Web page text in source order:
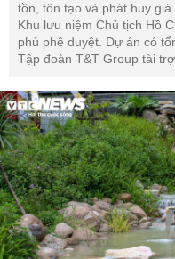
tồn, tôn tạo và phát huy
Khu lưu niệm Chủ tịch Hồ
phủ phê duyệt. Dự án có
Tập đoàn T&T Group tài trợ.